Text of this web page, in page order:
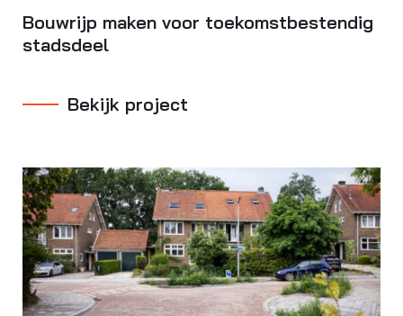
Bouwrijp maken voor toekomstbestendig
stadsdeel
Bekijk project